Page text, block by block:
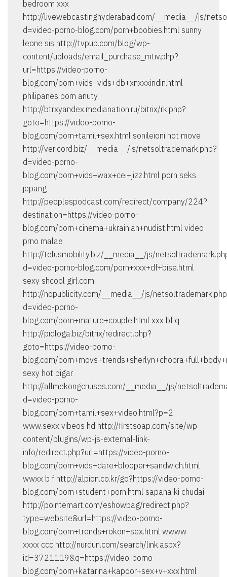
bedroom xxx
http://livewebcastinghyderabad.com/__media__/js/
d=video-porno-blog.com/porn+boobies.html sunny
leone sis http://tvpub.com/blog/wp-
content/uploads/email_purchase_mtiv.php?
url=https://video-porno-
blog.com/porn+vids+vids+db+xnxxxindin.html
philipanes porn anuty
http://btrxyandex.medianation.ru/bitrix/rk.php?
goto=https://video-porno-
blog.com/porn+tamil+sex.html sonileioni hot move
http://vericord.biz/__media__/js/netsoltrademark.php?
d=video-porno-
blog.com/porn+vids+wax+cei+jizz.html porn seks
jepang
http://peoplespodcast.com/redirect/company/224?
destination=https://video-porno-
blog.com/porn+cinema+ukrainian+nudist.html video
prno malae
http://telusmobility.biz/__media__/js/
d=video-porno-blog.com/porn+xxx+df+bise.html
sexy shcool girl.com
http://nopublicity.com/__media__/js/
d=video-porno-
blog.com/porn+mature+couple.html xxx bf q
http://pidloga.biz/bitrix/redirect.php?
goto=https://video-porno-
blog.com/
sexy hot pigar
http://allmekongcruises.com/__media__/js/
d=video-porno-
blog.com/porn+tamil+sex+video.html?p=2
www.sexx vibeos hd http://firstsoap.com/site/wp-
content/plugins/wp-js-external-link-
info/redirect.php?url=https://video-porno-
blog.com/porn+vids+dare+blooper+sandwich.html
wwxx b f http://alpion.co.kr/go?https://video-porno-
blog.com/porn+student+porn.html sapana ki chudai
http://pointemart.com/eshowbag/redirect.php?
type=website&url=https://video-porno-
blog.com/porn+trends+rokon+sex.html wwww
xxxx ccc http://nurdun.com/search/link.aspx?
id=3721119&q=https://video-porno-
blog.com/porn+katarina+kapoor+sex+v+xxx.html